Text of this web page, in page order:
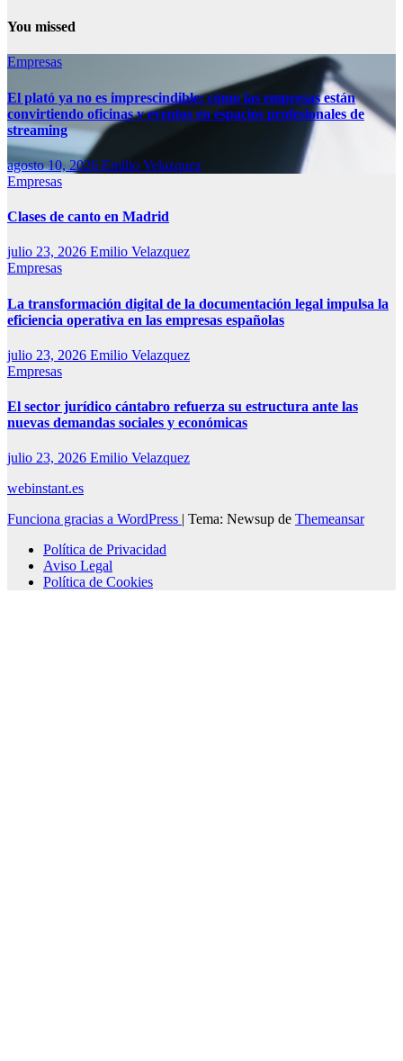
You missed
Empresas
El plató ya no es imprescindible: cómo las empresas están
convirtiendo oficinas y eventos en espacios profesionales de
streaming
agosto 10, 2026 Emilio Velazquez
Empresas
Clases de canto en Madrid
julio 23, 2026 Emilio Velazquez
Empresas
La transformación digital de la documentación legal impulsa la
eficiencia operativa en las empresas españolas
julio 23, 2026 Emilio Velazquez
Empresas
El sector jurídico cántabro refuerza su estructura ante las
nuevas demandas sociales y económicas
julio 23, 2026 Emilio Velazquez
webinstant.es
Funciona gracias a WordPress
Tema: Newsup de Themeansar
Política de Privacidad
Aviso Legal
Política de Cookies